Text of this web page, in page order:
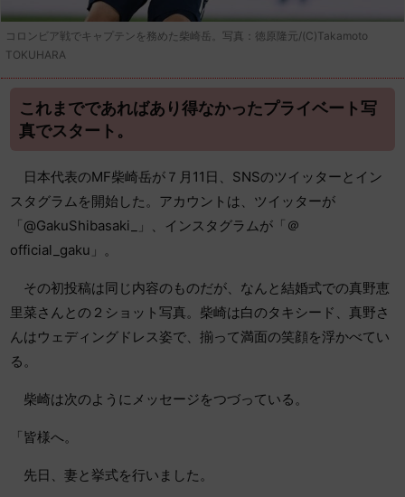
コロンビア戦でキャプテンを務めた柴崎岳。写真：徳原隆元/(C)Takamoto
TOKUHARA
これまでであればあり得なかったプライベート写
真でスタート。
日本代表のMF柴崎岳が７月11日、SNSのツイッターとイン
スタグラムを開始した。アカウントは、ツイッターが
「@GakuShibasaki_」、インスタグラムが「＠
official_gaku」。
その初投稿は同じ内容のものだが、なんと結婚式での真野恵
里菜さんとの２ショット写真。柴崎は白のタキシード、真野さ
んはウェディングドレス姿で、揃って満面の笑顔を浮かべてい
る。
柴崎は次のようにメッセージをつづっている。
「皆様へ。
先日、妻と挙式を行いました。